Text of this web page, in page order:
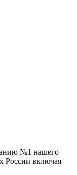
№1 нашего
России включая